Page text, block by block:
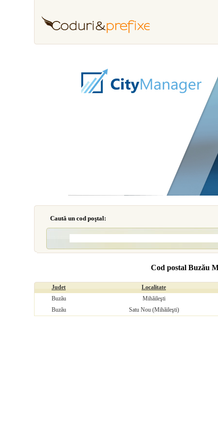
Caută un cod poştal:
Cod postal Buzău
Judet
Localitate
Buzău
Mihăileşti
Buzău
Satu Nou (Mihăileşti)